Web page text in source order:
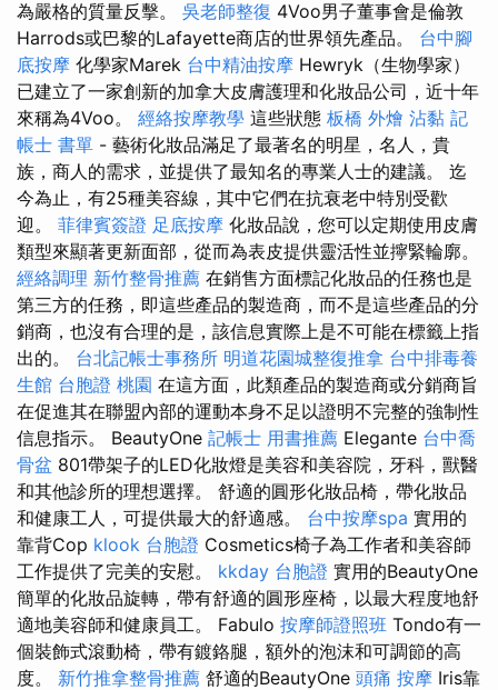
為嚴格的質量反擊。 吳老師整復 4Voo男子董事會是倫敦
Harrods或巴黎的Lafayette商店的世界領先產品。 台中腳
底按摩 化學家Marek 台中精油按摩 Hewryk（生物學家）
已建立了一家創新的加拿大皮膚護理和化妝品公司，近十年
來稱為4Voo。 經絡按摩教學 這些狀態 板橋 外燴 沾黏 記
帳士 書單 - 藝術化妝品滿足了最著名的明星，名人，貴
族，商人的需求，並提供了最知名的專業人士的建議。 迄
今為止，有25種美容線，其中它們在抗衰老中特別受歡
迎。 菲律賓簽證 足底按摩 化妝品說，您可以定期使用皮膚
類型來顯著更新面部，從而為表皮提供靈活性並擰緊輪廓。
經絡調理 新竹整骨推薦 在銷售方面標記化妝品的任務也是
第三方的任務，即這些產品的製造商，而不是這些產品的分
銷商，也沒有合理的是，該信息實際上是不可能在標籤上指
出的。 台北記帳士事務所 明道花園城整復推拿 台中排毒養
生館 台胞證 桃園 在這方面，此類產品的製造商或分銷商旨
在促進其在聯盟內部的運動本身不足以證明不完整的強制性
信息指示。 BeautyOne 記帳士 用書推薦 Elegante 台中喬
骨盆 801帶架子的LED化妝燈是美容和美容院，牙科，獸醫
和其他診所的理想選擇。 舒適的圓形化妝品椅，帶化妝品
和健康工人，可提供最大的舒適感。 台中按摩spa 實用的
靠背Cop klook 台胞證 Cosmetics椅子為工作者和美容師
工作提供了完美的安慰。 kkday 台胞證 實用的BeautyOne
簡單的化妝品旋轉，帶有舒適的圓形座椅，以最大程度地舒
適地美容師和健康員工。 Fabulo 按摩師證照班 Tondo有一
個裝飾式滾動椅，帶有鍍鉻腿，額外的泡沫和可調節的高
度。 新竹推拿整骨推薦 舒適的BeautyOne 頭痛 按摩 Iris靠